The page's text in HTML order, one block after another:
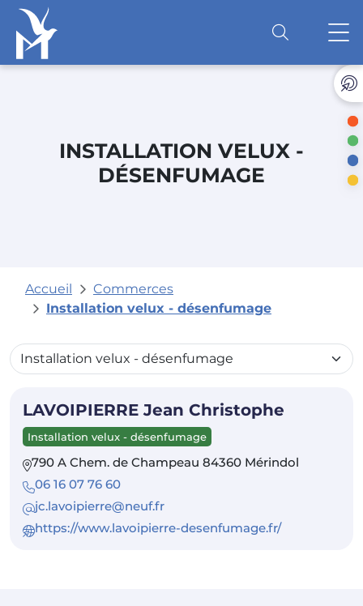
INSTALLATION VELUX -
DÉSENFUMAGE
Accueil
Commerces
Installation velux - désenfumage
LAVOIPIERRE Jean Christophe
Installation velux - désenfumage
790 A Chem. de Champeau 84360 Mérindol
06 16 07 76 60
jc.lavoipierre@neuf.fr
https://www.lavoipierre-desenfumage.fr/